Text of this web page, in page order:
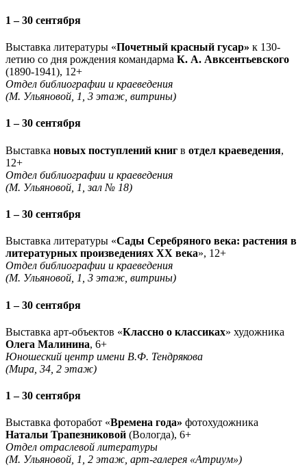
1 – 30 сентября
Выставка литературы «Почетный красный гусар» к 130-
летию со дня рождения командарма К. А. Авксентьевского
(1890-1941), 12+
Отдел библиографии и краеведения
(М. Ульяновой, 1, 3 этаж, витрины)
1 – 30 сентября
Выставка новых поступлений книг в отдел краеведения,
12+
Отдел библиографии и краеведения
(М. Ульяновой, 1, зал № 18)
1 – 30 сентября
Выставка литературы «Сады Серебряного века: растения в
литературных произведениях XX века», 12+
Отдел библиографии и краеведения
(М. Ульяновой, 1, 3 этаж, витрины)
1 – 30 сентября
Выставка арт-объектов «Классно о классиках» художника
Олега Малинина, 6+
Юношеский центр имени В.Ф. Тендрякова
(Мира, 34, 2 этаж)
1 – 30 сентября
Выставка фоторабот «Времена года» фотохудожника
Натальи Трапезниковой (Вологда), 6+
Отдел отраслевой литературы
(М. Ульяновой, 1, 2 этаж, арт-галерея «Атриум»)